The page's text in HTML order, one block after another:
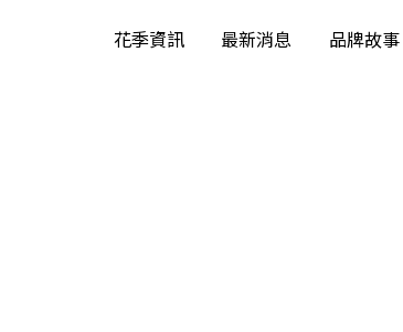
花季資訊 最新消息 品牌故事